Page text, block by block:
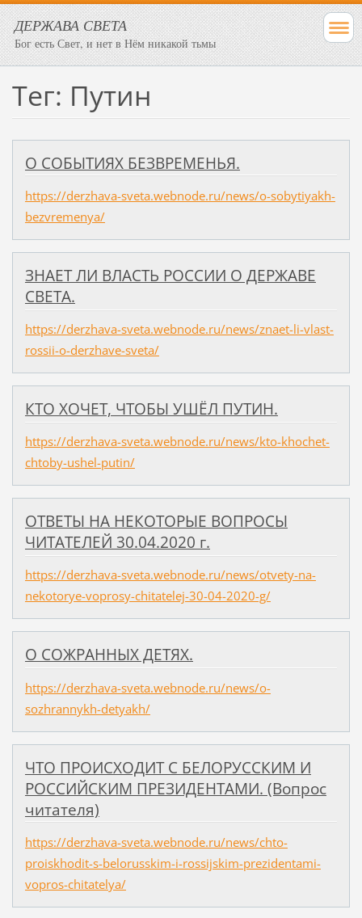
ДЕРЖАВА СВЕТА
Бог есть Свет, и нет в Нём никакой тьмы
Тег: Путин
О СОБЫТИЯХ БЕЗВРЕМЕНЬЯ.
https://derzhava-sveta.webnode.ru/news/o-sobytiyakh-
bezvremenya/
ЗНАЕТ ЛИ ВЛАСТЬ РОССИИ О ДЕРЖАВЕ
СВЕТА.
https://derzhava-sveta.webnode.ru/news/znaet-li-vlast-
rossii-o-derzhave-sveta/
КТО ХОЧЕТ, ЧТОБЫ УШЁЛ ПУТИН.
https://derzhava-sveta.webnode.ru/news/kto-khochet-
chtoby-ushel-putin/
ОТВЕТЫ НА НЕКОТОРЫЕ ВОПРОСЫ
ЧИТАТЕЛЕЙ 30.04.2020 г.
https://derzhava-sveta.webnode.ru/news/otvety-na-
nekotorye-voprosy-chitatelej-30-04-2020-g/
О СОЖРАННЫХ ДЕТЯХ.
https://derzhava-sveta.webnode.ru/news/o-
sozhrannykh-detyakh/
ЧТО ПРОИСХОДИТ С БЕЛОРУССКИМ И
РОССИЙСКИМ ПРЕЗИДЕНТАМИ. (Вопрос
читателя)
https://derzhava-sveta.webnode.ru/news/chto-
proiskhodit-s-belorusskim-i-rossijskim-prezidentami-
vopros-chitatelya/